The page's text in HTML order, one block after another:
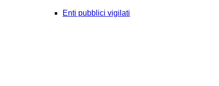
Enti pubblici vigilati